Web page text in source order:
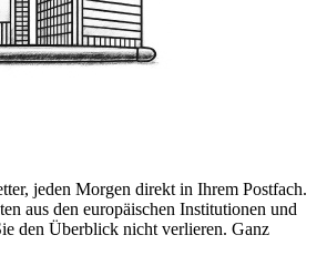
jeden Morgen direkt in Ihrem Postfach.
aus den europäischen Institutionen und
den Überblick nicht verlieren. Ganz